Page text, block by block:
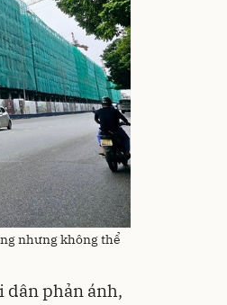
nhưng không thể
dân phản ánh,